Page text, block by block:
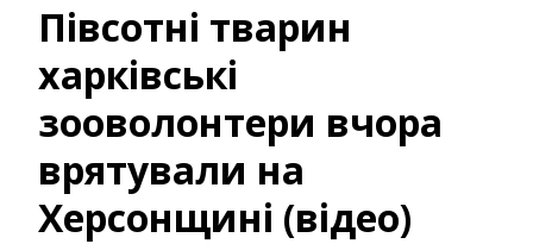
Півсотні тварин
харківські
зооволонтери вчора
врятували на
Херсонщині (відео)